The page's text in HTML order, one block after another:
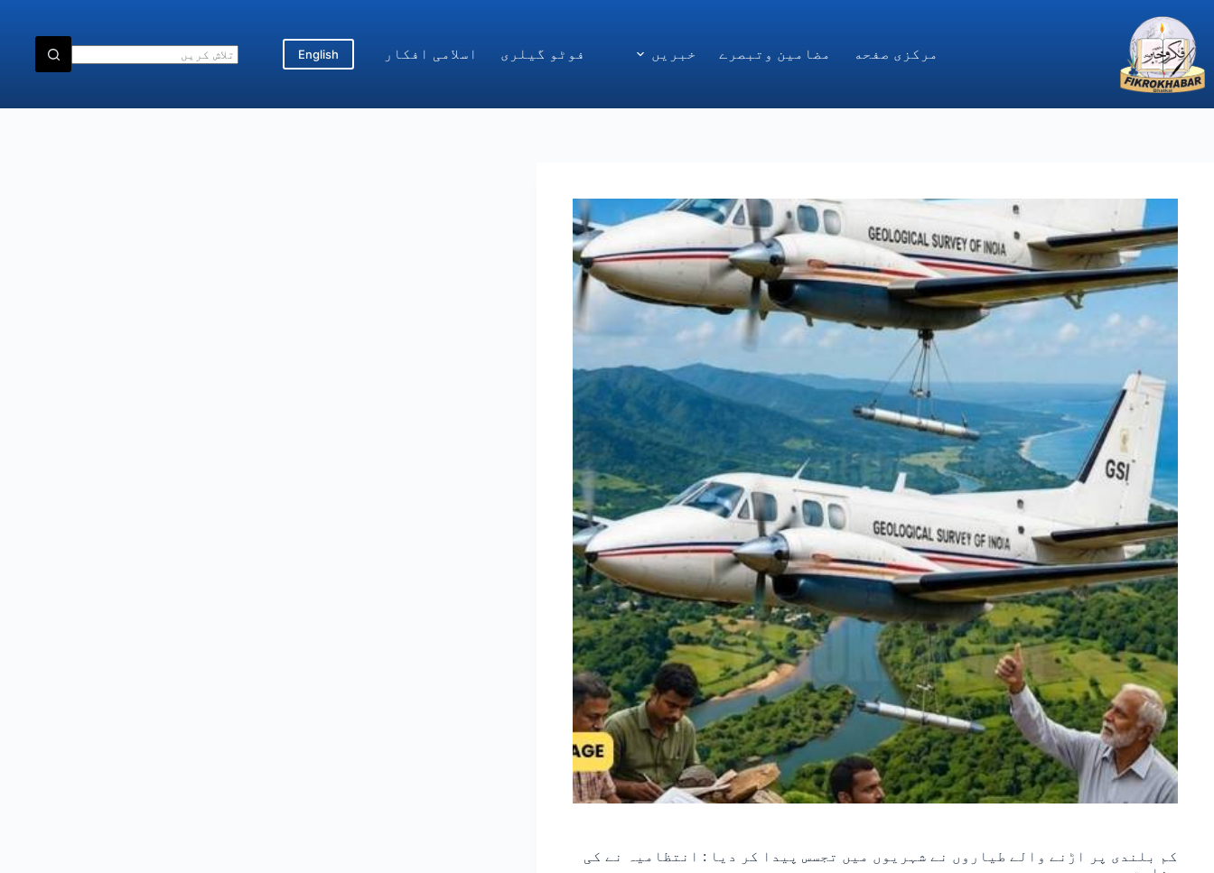
content
مركزى صفحه
مضامین وتبصرے خبریں فوٹو گیلری اسلامی افکار English
کم بلندی پر اڑنے والے طیاروں نے شہریوں میں تجسس پیدا کر دیا : انتظامیہ نے کی